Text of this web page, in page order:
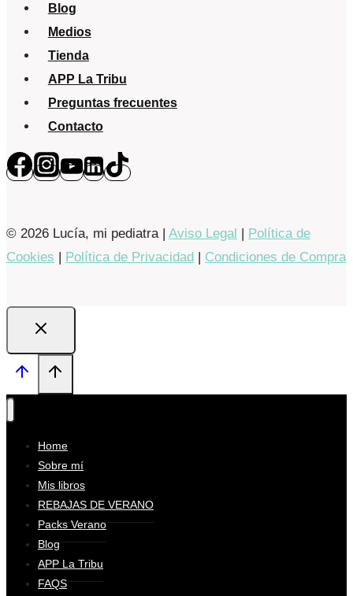
Blog
Medios
Tienda
APP La Tribu
Preguntas frecuentes
Contacto
© 2026 Lucía, mi pediatra | Aviso Legal | Política de
Cookies | Política de Privacidad | Condiciones de Compra
Home
Sobre mí
Mis libros
REBAJAS DE VERANO
Packs Verano
Blog
APP La Tribu
FAQS